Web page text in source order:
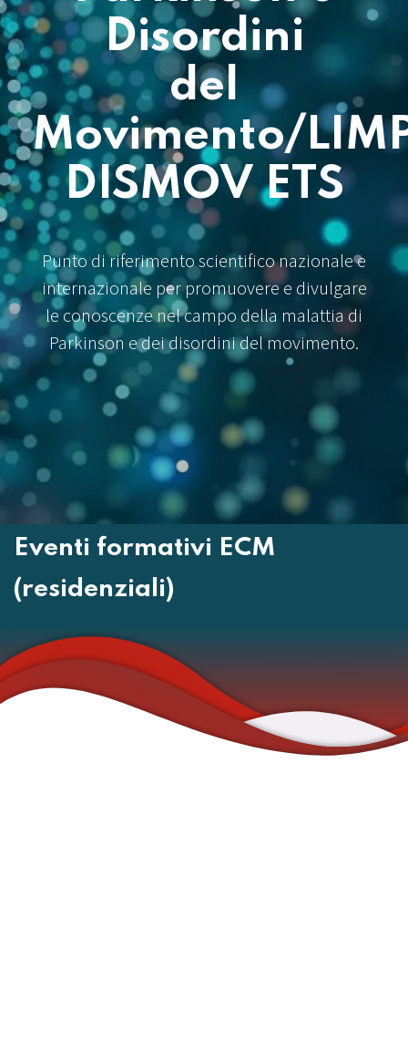
Disordini
del
Movimento/
DISMOV ETS
Punto di riferimento scientifico nazionale e
internazionale per promuovere e divulgare
le conoscenze nel campo della malattia di
Parkinson e dei disordini del movimento.
Eventi formativi ECM
(residenziali)